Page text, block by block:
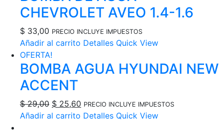
CHEVROLET AVEO 1.4-1.6
$ 33,00 PRECIO INCLUYE IMPUESTOS
Añadir al carrito Detalles Quick View
OFERTA!
BOMBA AGUA HYUNDAI NEW
ACCENT
$29,00 El
precio
$ 25,60 El
precio
PRECIO INCLUYE IMPUESTOS
Añadir al carrito Detalles Quick View